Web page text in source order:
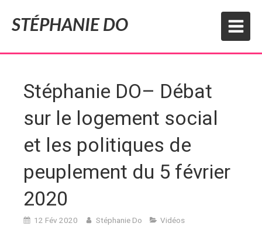
STÉPHANIE DO
Stéphanie DO– Débat
sur le logement social
et les politiques de
peuplement du 5 février
2020
12 Fév 2020 Stéphanie Do Vidéos